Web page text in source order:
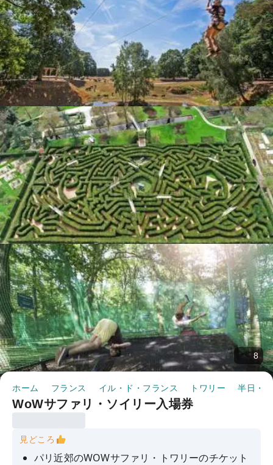
8
ホーム フランス イル・ド・フランス トワリー 半日・1
WoWサファリ・ソイリー入場券
見どころ
パリ近郊のWOWサファリ・トワリーのチケット